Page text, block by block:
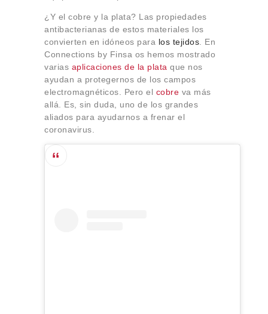
¿Y el cobre y la plata? Las propiedades
antibacterianas de estos materiales los
convierten en idóneos para los tejidos . En
Connections by Finsa os hemos mostrado
varias aplicaciones de la plata que nos
ayudan a protegernos de los campos
electromagnéticos. Pero el cobre va más
allá. Es, sin duda, uno de los grandes
aliados para ayudarnos a frenar el
coronavirus.